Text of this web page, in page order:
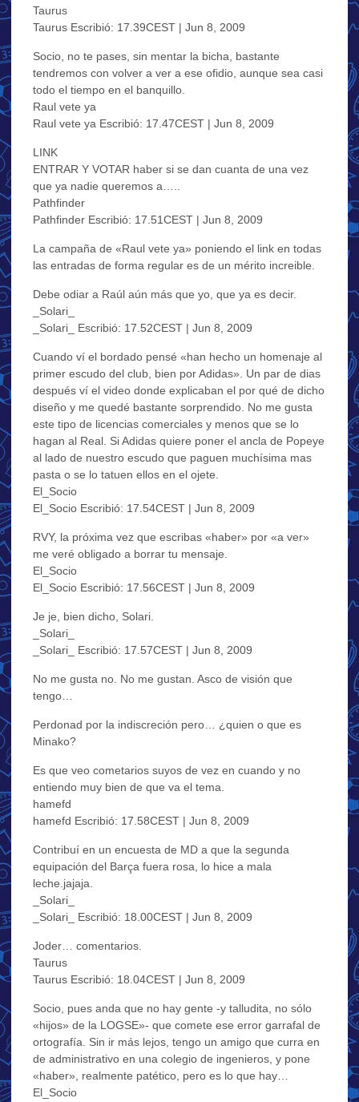
Taurus
Taurus Escribió: 17.39CEST | Jun 8, 2009
Socio, no te pases, sin mentar la bicha, bastante
tendremos con volver a ver a ese ofidio, aunque sea casi
todo el tiempo en el banquillo.
Raul vete ya
Raul vete ya Escribió: 17.47CEST | Jun 8, 2009
LINK
ENTRAR Y VOTAR haber si se dan cuanta de una vez
que ya nadie queremos a…..
Pathfinder
Pathfinder Escribió: 17.51CEST | Jun 8, 2009
La campaña de «Raul vete ya» poniendo el link en todas
las entradas de forma regular es de un mérito increible.
Debe odiar a Raúl aún más que yo, que ya es decir.
_Solari_
_Solari_ Escribió: 17.52CEST | Jun 8, 2009
Cuando ví el bordado pensé «han hecho un homenaje al
primer escudo del club, bien por Adidas». Un par de dias
después ví el video donde explicaban el por qué de dicho
diseño y me quedé bastante sorprendido. No me gusta
este tipo de licencias comerciales y menos que se lo
hagan al Real. Si Adidas quiere poner el ancla de Popeye
al lado de nuestro escudo que paguen muchísima mas
pasta o se lo tatuen ellos en el ojete.
El_Socio
El_Socio Escribió: 17.54CEST | Jun 8, 2009
RVY, la próxima vez que escribas «haber» por «a ver»
me veré obligado a borrar tu mensaje.
El_Socio
El_Socio Escribió: 17.56CEST | Jun 8, 2009
Je je, bien dicho, Solari.
_Solari_
_Solari_ Escribió: 17.57CEST | Jun 8, 2009
No me gusta no. No me gustan. Asco de visión que
tengo…
Perdonad por la indiscreción pero… ¿quien o que es
Minako?
Es que veo cometarios suyos de vez en cuando y no
entiendo muy bien de que va el tema.
hamefd
hamefd Escribió: 17.58CEST | Jun 8, 2009
Contribuí en un encuesta de MD a que la segunda
equipación del Barça fuera rosa, lo hice a mala
leche.jajaja.
_Solari_
_Solari_ Escribió: 18.00CEST | Jun 8, 2009
Joder… comentarios.
Taurus
Taurus Escribió: 18.04CEST | Jun 8, 2009
Socio, pues anda que no hay gente -y talludita, no sólo
«hijos» de la LOGSE»- que comete ese error garrafal de
ortografía. Sin ir más lejos, tengo un amigo que curra en
de administrativo en una colegio de ingenieros, y pone
«haber», realmente patético, pero es lo que hay…
El_Socio